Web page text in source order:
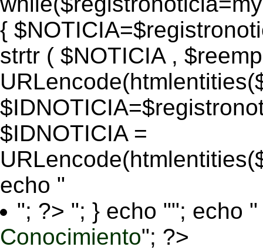
{
strtr ( $NOTICIA ,
$IDNOTICIA =
echo "
"; ?> "; } echo ""; echo "
Conocimiento"; ?>